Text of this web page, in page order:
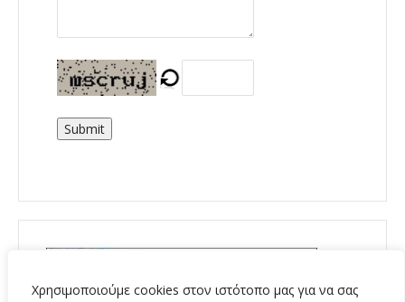
Χρησιμοποιούμε cookies στον ιστότοπο μας για να σας
Submit